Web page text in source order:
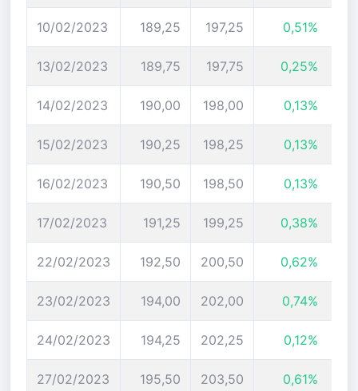
10/02/2023 189,25 197,25 0,51%
13/02/2023 189,75 197,75 0,25%
14/02/2023 190,00 198,00 0,13%
15/02/2023 190,25 198,25 0,13%
16/02/2023 190,50 198,50 0,13%
17/02/2023 191,25 199,25 0,38%
22/02/2023 192,50 200,50 0,62%
23/02/2023 194,00 202,00 0,74%
24/02/2023 194,25 202,25 0,12%
27/02/2023 195,50 203,50 0,61%